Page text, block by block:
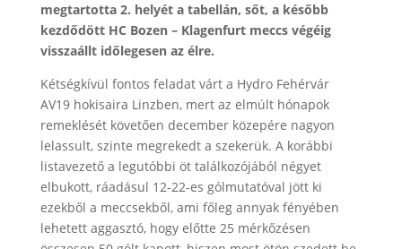
megtartotta 2. helyét a tabellán, sőt, a később
kezdődött HC Bozen – Klagenfurt meccs végéig
visszaállt időlegesen az élre.
Kétségkívül fontos feladat várt a Hydro Fehérvár
AV19 hokisaira Linzben, mert az elmúlt hónapok
remeklését követően december közepére nagyon
lelassult, szinte megrekedt a szekerük. A korábbi
listavezető a legutóbbi öt találkozójából négyet
elbukott, ráadásul 12-22-es gólmutatóval jött ki
ezekből a meccsekből, ami főleg annyak fényében
lehetett aggasztó, hogy előtte 25 mérkőzésen